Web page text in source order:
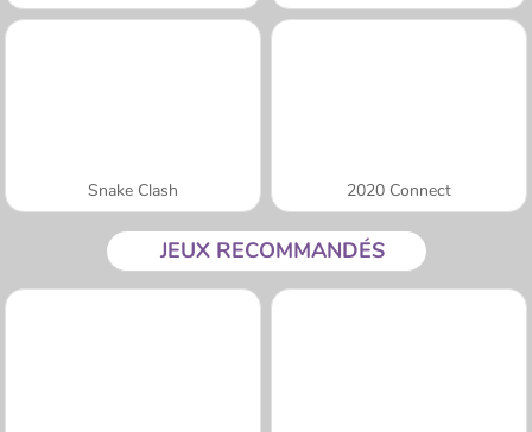
Snake Clash 2020 Connect
JEUX RECOMMANDÉS